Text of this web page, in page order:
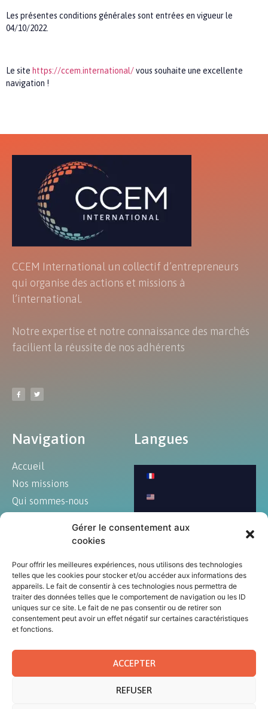
Gérer le consentement aux
cookies
Pour offrir les meilleures expériences, nous utilisons des technologies
telles que les cookies pour stocker et/ou accéder aux informations des
appareils. Le fait de consentir à ces technologies nous permettra de
traiter des données telles que le comportement de navigation ou les ID
uniques sur ce site. Le fait de ne pas consentir ou de retirer son
consentement peut avoir un effet négatif sur certaines caractéristiques
et fonctions.
ACCEPTER
REFUSER
Les présentes conditions générales sont entrées en vigueur le
04/10/2022.
Le site https://ccem.international/vous souhaite une excellente
navigation !
CCEM International un collectif d’entrepreneurs
qui organise des actions et missions à
l’international.
Notre expertise et notre connaissance des marchés
facilient la réussite de nos adhérents
Navigation
Accueil
Nos missions
Qui sommes-nous
Contact
Langues
Politique de confidentialité